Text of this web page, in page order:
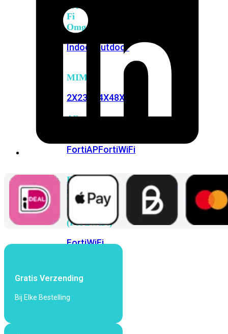
Wi-
Fi
Omgeving
Indoor Outdoor
MIMO
2X23X3 4X48X8
Alles
FortiAPFortiWiFi
FortiGate
met
Wi-
Fi
(FortiWiFi)
FortiWiFi
40FFortiWiFi
51G
Gratis Verzending
Bij Elke Bestelling